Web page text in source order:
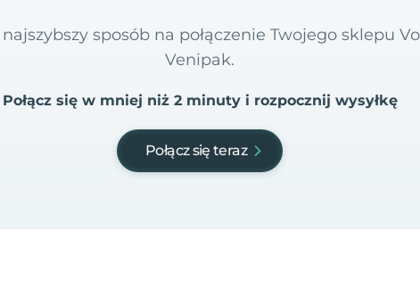
sposób na połączenie Twojego sklepu
Venipak.
Połącz się w mniej niż 2 minuty i rozpocznij wysyłkę
Połącz się teraz